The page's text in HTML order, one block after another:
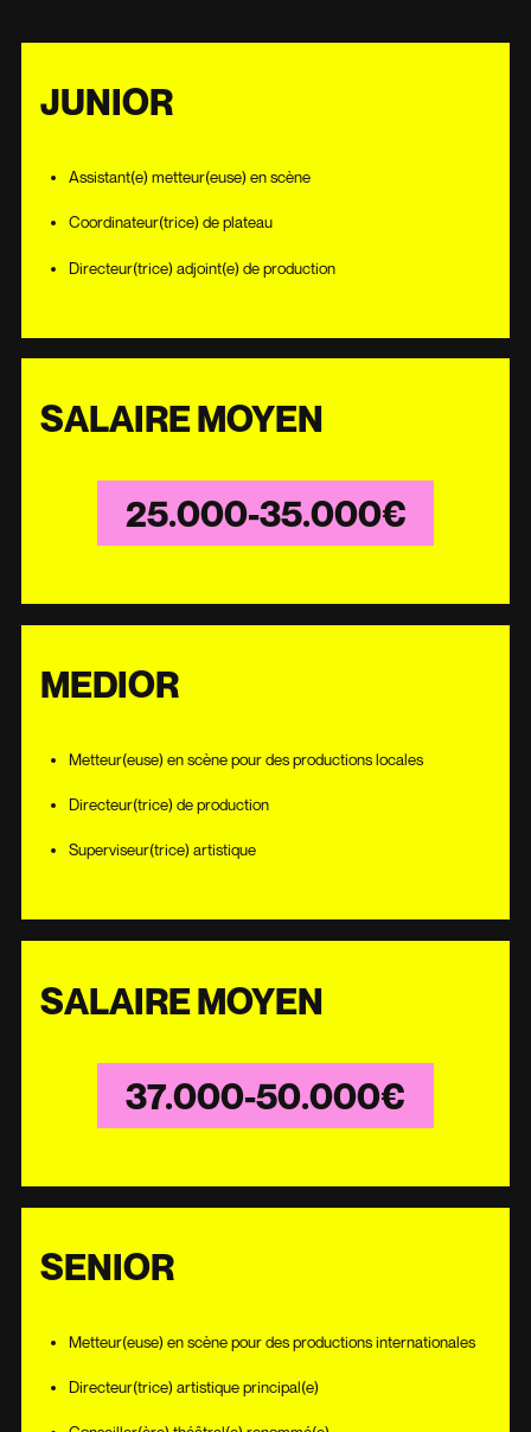
JUNIOR
Assistant(e) metteur(euse) en scène
Coordinateur(trice) de plateau
Directeur(trice) adjoint(e) de production
MEDIOR
Metteur(euse) en scène pour des productions locales
Directeur(trice) de production
Superviseur(trice) artistique
SENIOR
Metteur(euse) en scène pour des productions internationales
Directeur(trice) artistique principal(e)
SALAIRE MOYEN
25.000-35.000€
SALAIRE MOYEN
37.000-50.000€